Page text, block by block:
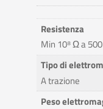
Resistenza
Min 10⁸ Ω a
Tipo di
A trazione
Peso